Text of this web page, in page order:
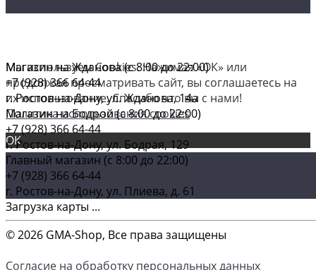
Магазин на Жданова (c 8:00 до 22:00)
+7 (928) 366 64-44
г. Ростов-на-Дону, ул. Жданова, 14а
Магазин на Бодрой (c 8:00 до 22:00)
+7 (928) 366 64-44
г. Ростов-на-Дону, ул. Бодрая, 129
Главный магазин (c 8:00 до 22:00)
+7 (928) 366 64-44
г. Ростов-на-Дону, ул. Плиева, д. 61
Загрузка карты ...
© 2026 GMA-Shop, Все права защищены
Согласие на обработку персональных данных
Мы используем Cookies. Нажимая «ОК» или
продолжая просматривать сайт, вы соглашаетесь на
их использование. Спасибо что вы с нами!
Политика использования cookies
ОК